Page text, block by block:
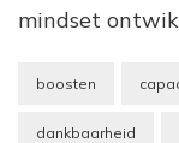
mindset
boosten
dankbaarheid